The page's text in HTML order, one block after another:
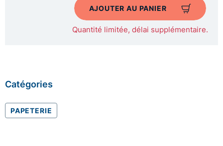
AJOUTER AU PANIER
Quantité limitée, délai supplémentaire.
Catégories
PAPETERIE